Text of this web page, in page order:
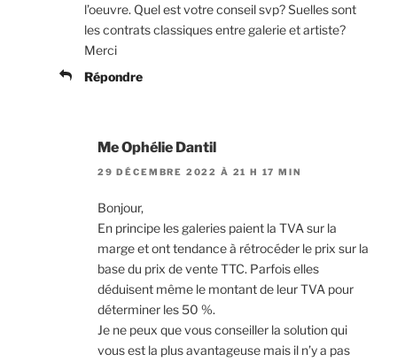
l’oeuvre. Quel est votre conseil svp? Suelles sont
les contrats classiques entre galerie et artiste?
Merci
Répondre
Me Ophélie Dantil
29 DÉCEMBRE 2022 À 21 H 17 MIN
Bonjour,
En principe les galeries paient la TVA sur la
marge et ont tendance à rétrocéder le prix sur la
base du prix de vente TTC. Parfois elles
déduisent même le montant de leur TVA pour
déterminer les 50 %.
Je ne peux que vous conseiller la solution qui
vous est la plus avantageuse mais il n’y a pas